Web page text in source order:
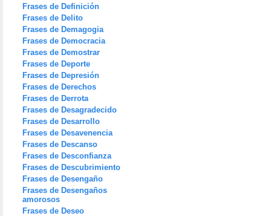
Frases de Definición
Frases de Delito
Frases de Demagogia
Frases de Democracia
Frases de Demostrar
Frases de Deporte
Frases de Depresión
Frases de Derechos
Frases de Derrota
Frases de Desagradecido
Frases de Desarrollo
Frases de Desavenencia
Frases de Descanso
Frases de Desconfianza
Frases de Descubrimiento
Frases de Desengaño
Frases de Desengaños
amorosos
Frases de Deseo